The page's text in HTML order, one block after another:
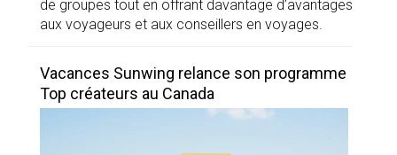
de groupes tout en offrant davantage d’avantages
aux voyageurs et aux conseillers en voyages.
Vacances Sunwing relance son programme
Top créateurs au Canada